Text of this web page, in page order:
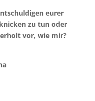
eurer
zu tun oder
vor, wie mir?